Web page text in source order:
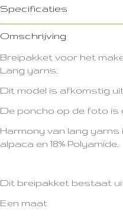
Specificaties
Omschrijving
Breipakket voor het
Lang yarns.
Dit model is afkomstig
De poncho op de foto is
Harmony van lang
alpaca en 18% Polyamide.
Dit breipakket bestaat
Een maat